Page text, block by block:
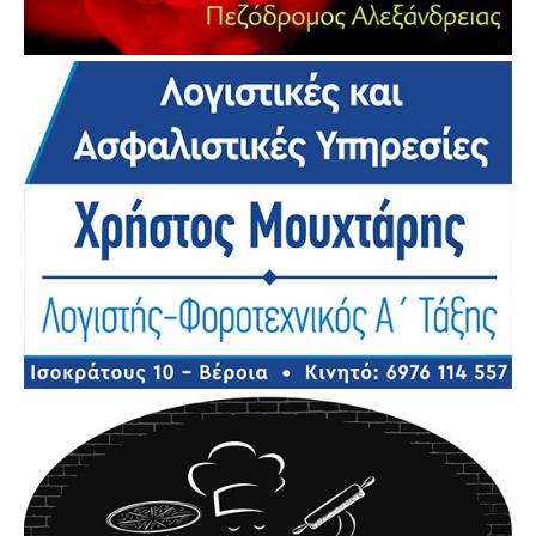
Χατζόπουλου
00:55
Πιερικός-Αλεξάνδρεια | Δηλώσεις Ανδρέα
Παντζιαρά
02:07
Πιερικός-Αλεξάνδρεια | Δηλώσεις Κώστα
Κατσιαμήτα
Βέροια-Νέο Κεραμίδι | Δηλώσεις Κώστα
Βελιτζέλου
02:15
Βέροια-Νέο Κεραμίδι | Δηλώσεις Ανέστη
Αργυρίου
01:02
Βέροια-Νέο Κεραμίδι | Το γκολ του Βουκελάτου
που έκρινε την αναμέτρηση
00:17
Αλεξάνδρεια-Απόλλων Καλαμαριάς | Δηλώσεις
Κώστα Κατσιαμήτα
Αλεξάνδρεια-Απόλλων Καλαμαριάς | Δηλώσεις
Θανάση Παπατόλιου
01:00